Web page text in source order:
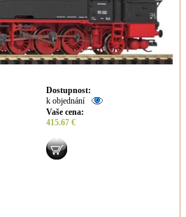
Dostupnost:
k objednání
Vaše cena:
415.67 €